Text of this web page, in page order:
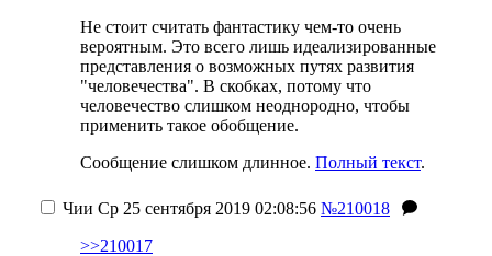
Не стоит считать фантастику чем-то очень
вероятным. Это всего лишь идеализированные
представления о возможных путях развития
"человечества". В скобках, потому что
человечество слишком неоднородно, чтобы
применить такое обобщение.
Сообщение слишком длинное. Полный текст.
Чии Ср 25 сентября 2019 02:08:56 №210018
>>210017